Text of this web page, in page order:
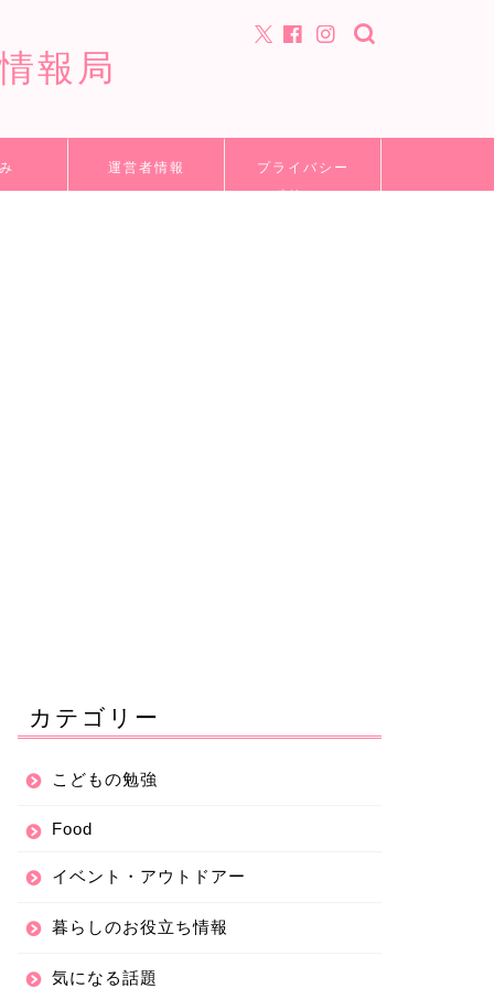
報局
運営者情報
プライバシー
ポリシー
カテゴリー
こどもの勉強
Food
イベント・アウトドアー
暮らしのお役立ち情報
気になる話題